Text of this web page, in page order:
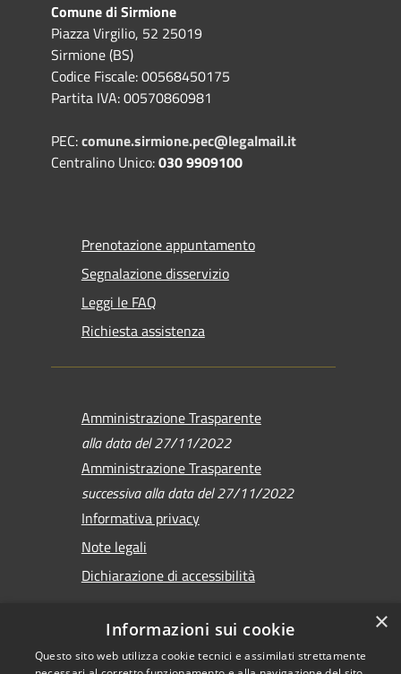
Comune di Sirmione
Piazza Virgilio, 52 25019
Sirmione (BS)
Codice Fiscale: 00568450175
Partita IVA: 00570860981
PEC:comune.sirmione.pec@legalmail.it
Centralino Unico:030 9909100
Prenotazione appuntamento
Segnalazione disservizio
Leggi le FAQ
Richiesta assistenza
Amministrazione Trasparente
alla data del 27/11/2022
Amministrazione Trasparente
successiva alla data del 27/11/2022
Informativa privacy
Note legali
Dichiarazione di accessibilità
RSS Copyright © 2026 •
×
Informazioni sui cookie
Questo sito web utilizza cookie tecnici e assimilati strettamente